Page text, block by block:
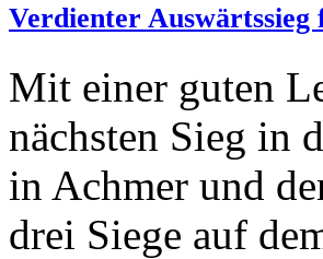
Verdienter
Mit einer guten
nächsten Sieg in
in Achmer und
drei Siege auf